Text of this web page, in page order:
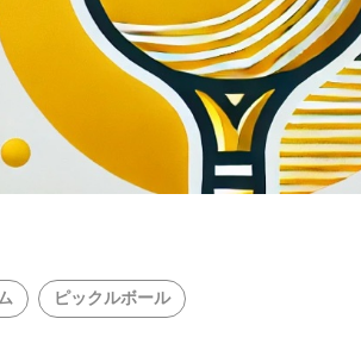
ピックルボール